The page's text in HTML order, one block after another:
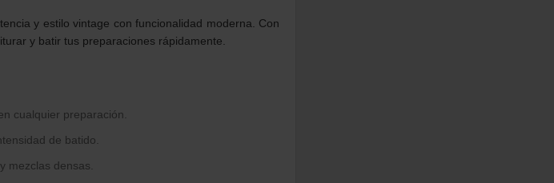
y estilo vintage con funcionalidad moderna. Con
y batir tus preparaciones rápidamente.
cualquier preparación.
de batido.
mezclas densas.